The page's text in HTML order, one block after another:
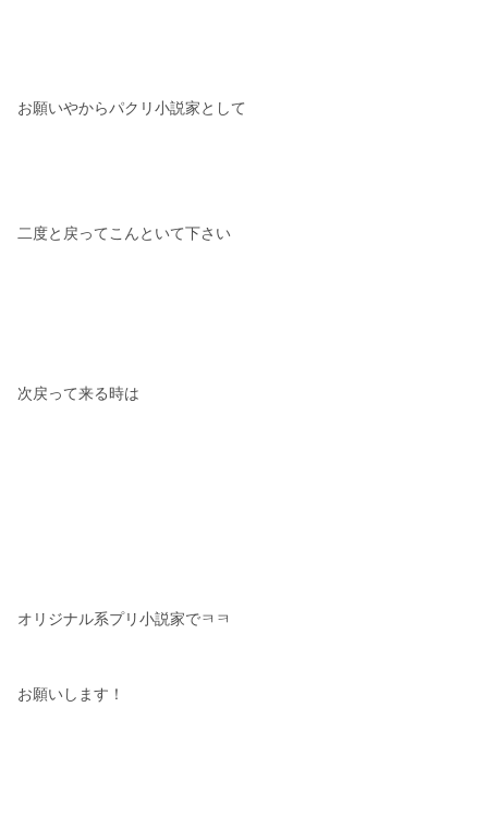
お願いやからパクリ小説家として
二度と戻ってこんといて下さい
次戻って来る時は
オリジナル系プリ小説家でㅋㅋ
お願いします！